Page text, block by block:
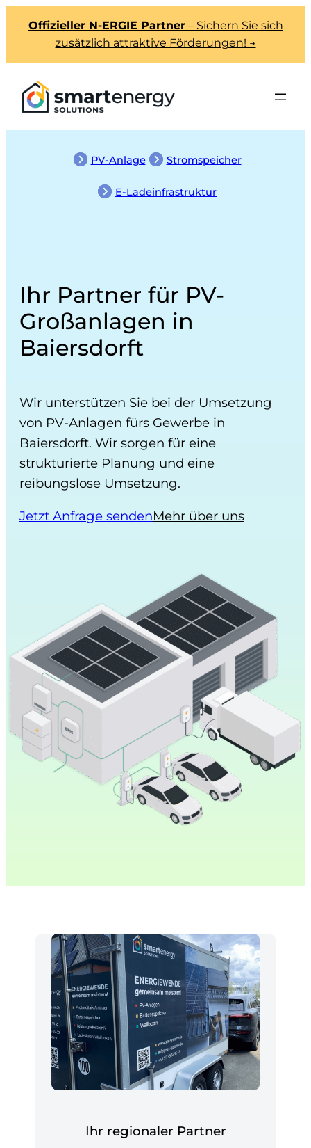
Offizieller N-ERGIE Partner– Sichern Sie sich
zusätzlich attraktive Förderungen! →
PV-Anlage Stromspeicher
E-Ladeinfrastruktur
Ihr Partner für PV-
Großanlagen in
Baiersdorft
Wir unterstützen Sie bei der Umsetzung
von PV-Anlagen fürs Gewerbe in
Baiersdorft. Wir sorgen für eine
strukturierte Planung und eine
reibungslose Umsetzung.
Jetzt Anfrage sendenMehr über uns
Ihr regionaler Partner